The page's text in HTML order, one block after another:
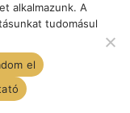
alkalmazunk. A
tudomásul
el